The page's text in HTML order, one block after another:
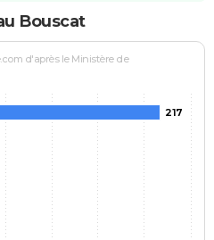
Bouscat
d'après le Ministère de
217